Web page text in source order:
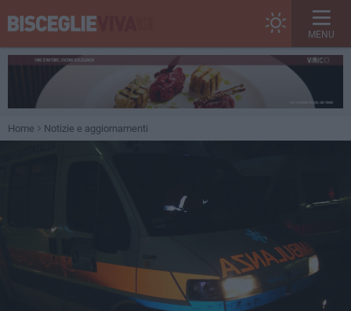
MENU
Home Notizie e aggiornamenti